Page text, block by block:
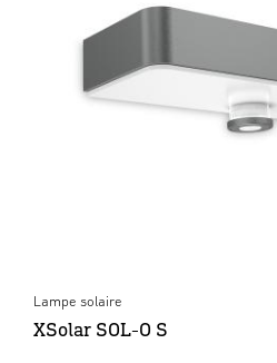
Lampe solaire
XSolar SOL-O S